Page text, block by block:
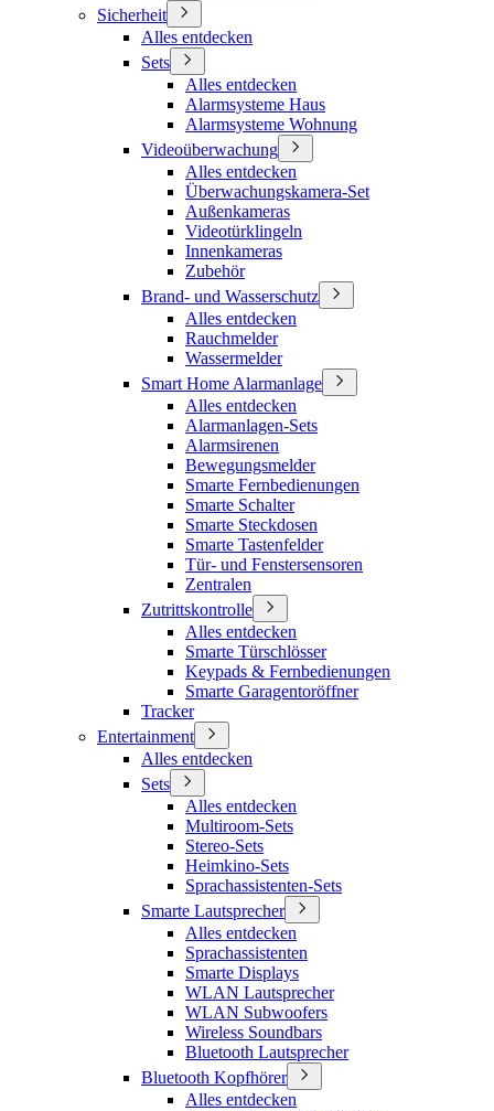
Sicherheit
Alles entdecken
Sets
Alles entdecken
Alarmsysteme Haus
Alarmsysteme Wohnung
Videoüberwachung
Alles entdecken
Überwachungskamera-Set
Außenkameras
Videotürklingeln
Innenkameras
Zubehör
Brand- und Wasserschutz
Alles entdecken
Rauchmelder
Wassermelder
Smart Home Alarmanlage
Alles entdecken
Alarmanlagen-Sets
Alarmsirenen
Bewegungsmelder
Smarte Fernbedienungen
Smarte Schalter
Smarte Steckdosen
Smarte Tastenfelder
Tür- und Fenstersensoren
Zentralen
Zutrittskontrolle
Alles entdecken
Smarte Türschlösser
Keypads & Fernbedienungen
Smarte Garagentoröffner
Tracker
Entertainment
Alles entdecken
Sets
Alles entdecken
Multiroom-Sets
Stereo-Sets
Heimkino-Sets
Sprachassistenten-Sets
Smarte Lautsprecher
Alles entdecken
Sprachassistenten
Smarte Displays
WLAN Lautsprecher
WLAN Subwoofers
Wireless Soundbars
Bluetooth Lautsprecher
Bluetooth Kopfhörer
Alles entdecken